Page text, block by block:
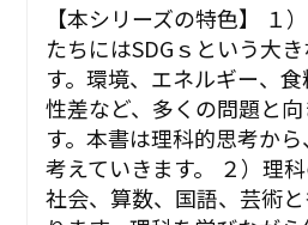
【本シリーズの特色】 １
たちにはSDGｓという大
す。環境、エネルギー、食
性差など、多くの問題と
す。本書は理科的思考か
考えていきます。 ２）理科
社会、算数、国語、芸術